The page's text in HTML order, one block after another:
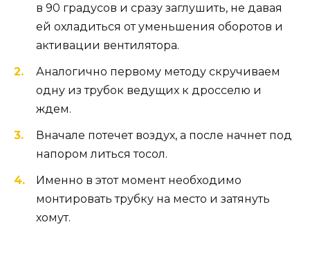
в 90 градусов и сразу заглушить, не давая
ей охладиться от уменьшения оборотов и
активации вентилятора.
Аналогично первому методу скручиваем
одну из трубок ведущих к дросселю и
ждем.
Вначале потечет воздух, а после начнет под
напором литься тосол.
Именно в этот момент необходимо
монтировать трубку на место и затянуть
хомут.